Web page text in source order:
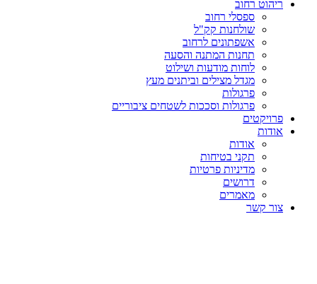
ריהוט רחוב
ספסלי רחוב
שולחנות קק"ל
אשפתונים לרחוב
תחנות המתנה והסעה
לוחות מודעות ושילוט
מגדל מצילים וביתנים מעץ
פרגולות
פרגולות וסככות לשטחים ציבוריים
פרויקטים
אודות
אודות
תקני בטיחות
מדיניות פרטיות
דרושים
מאמרים
צור קשר